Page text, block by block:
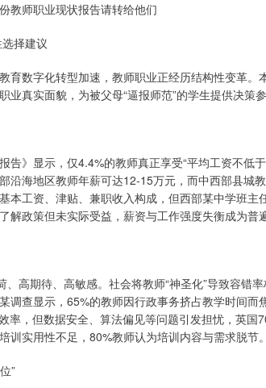
教师职业现状报告请转给他们
择建议
育数字化转型加速，教师职业正经历结构性变革
真实面貌，为被父母“逼报师范”的学生提供决策参
告》显示，仅4.4%的教师真正享受“平均工资不低
沿海地区教师年薪可达12-15万元，而中西部县城
本工资、津贴、兼职收入构成，但西部某中学班
解政策但未实际受益，薪资与工作强度失衡成为普
、高期待、高敏感。社会将教师“神圣化”导致容错
调查显示，65%的教师因行政事务挤占教学时间而
率，但数据安全、算法偏见等问题引发担忧，英国
训实用性不足，80%教师认为培训内容与需求脱节。
”